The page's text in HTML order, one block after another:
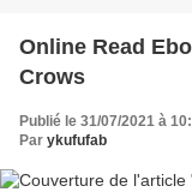
Online Read
Crows
Publié le 31/07/2021 à
Par ykufufab